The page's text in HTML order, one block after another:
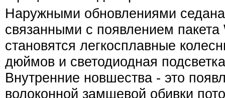
Наружными обновлениями
связанными с появлением пакета
становятся легкосплавные
дюймов и светодиодная
Внутренние новшества - это
волоконной замшевой обивки